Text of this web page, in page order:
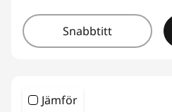
Snabbtitt
Jämför